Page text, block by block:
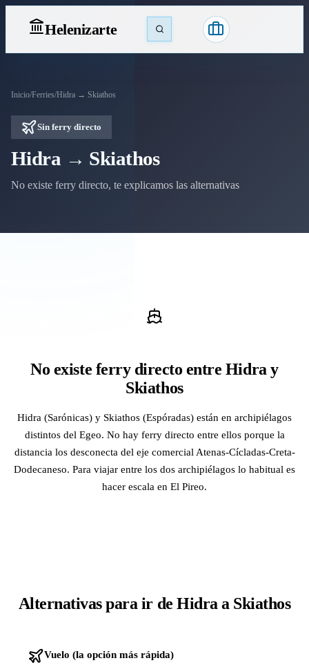
Helenizarte
Inicio/Ferries/Hidra → Skiathos
Sin ferry directo
Hidra → Skiathos
No existe ferry directo, te explicamos las alternativas
No existe ferry directo entre Hidra y
Skiathos
Hidra (Sarónicas) y Skiathos (Espóradas) están en archipiélagos
distintos del Egeo. No hay ferry directo entre ellos porque la
distancia los desconecta del eje comercial Atenas-Cícladas-Creta-
Dodecaneso. Para viajar entre los dos archipiélagos lo habitual es
hacer escala en El Pireo.
Alternativas para ir de Hidra a Skiathos
Vuelo (la opción más rápida)